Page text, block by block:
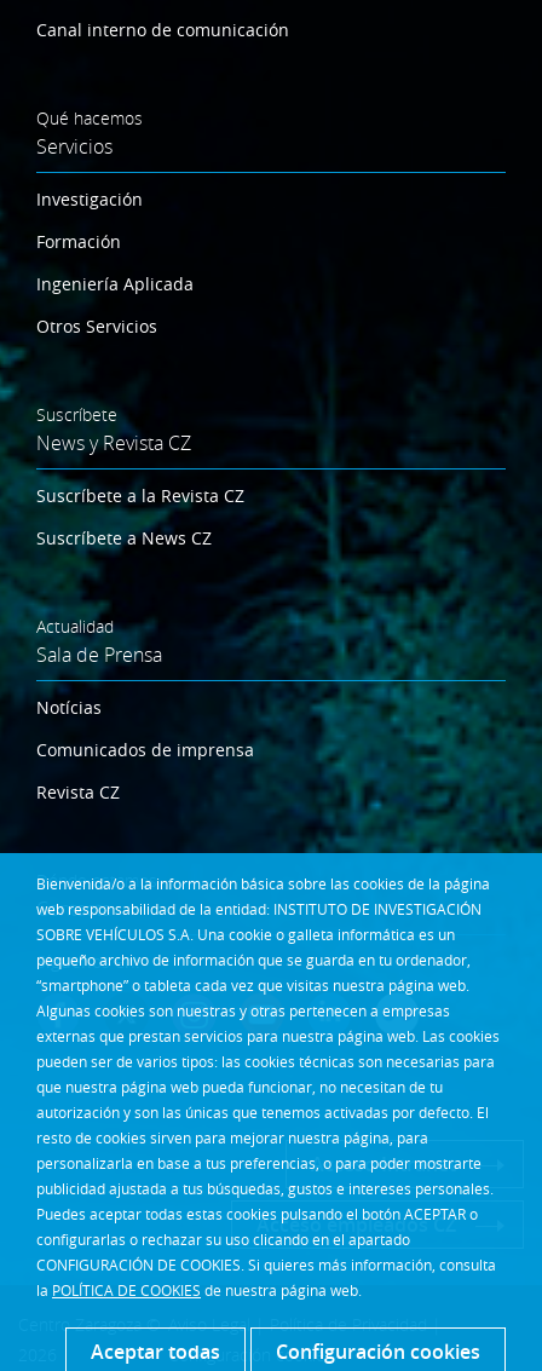
Bienvenida/o a la información básica sobre las cookies de la página
web responsabilidad de la entidad: INSTITUTO DE INVESTIGACIÓN
SOBRE VEHÍCULOS S.A. Una cookie o galleta informática es un
pequeño archivo de información que se guarda en tu ordenador,
“smartphone” o tableta cada vez que visitas nuestra página web.
Algunas cookies son nuestras y otras pertenecen a empresas
externas que prestan servicios para nuestra página web. Las cookies
pueden ser de varios tipos: las cookies técnicas son necesarias para
que nuestra página web pueda funcionar, no necesitan de tu
autorización y son las únicas que tenemos activadas por defecto. El
resto de cookies sirven para mejorar nuestra página, para
personalizarla en base a tus preferencias, o para poder mostrarte
publicidad ajustada a tus búsquedas, gustos e intereses personales.
Puedes aceptar todas estas cookies pulsando el botón ACEPTAR o
configurarlas o rechazar su uso clicando en el apartado
CONFIGURACIÓN DE COOKIES. Si quieres más información, consulta
la POLÍTICA DE COOKIES de nuestra página web.
Aceptar todas Configuración cookies
Canal interno de comunicación
Qué hacemos
Servicios
Investigación
Formación
Ingeniería Aplicada
Otros Servicios
Suscríbete
News y Revista CZ
Suscríbete a la Revista CZ
Suscríbete a News CZ
Actualidad
Sala de Prensa
Notícias
Comunicados de imprensa
Revista CZ
Dónde estamos
Contacta
Síguenos en:
Acceso Intranet
Acceso empleados CZ
Centro Zaragoza © Aviso Legal |Política de Privacidad|
Configuración cookies